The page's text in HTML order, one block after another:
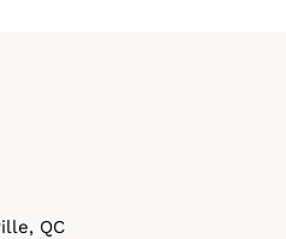
QC